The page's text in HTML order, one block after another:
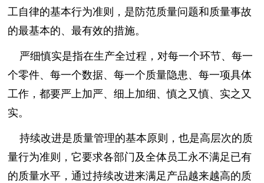
工自律的基本行为准则，是防范质量问题和质量事故
的最基本的、最有效的措施。
严细慎实是指在生产全过程，对每一个环节、每一
个零件、每一个数据、每一个质量隐患、每一项具体
工作，都要严上加严、细上加细、慎之又慎、实之又
实。
持续改进是质量管理的基本原则，也是高层次的质
量行为准则，它要求各部门及全体员工永不满足已有
的质量水平，通过持续改进来满足产品越来越高的质